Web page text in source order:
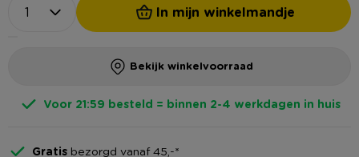
In mijn winkelmandje
Bekijk winkelvoorraad
Voor 21:59 besteld = binnen 2-4 werkdagen in huis
Gratis bezorgd vanaf 45,-*